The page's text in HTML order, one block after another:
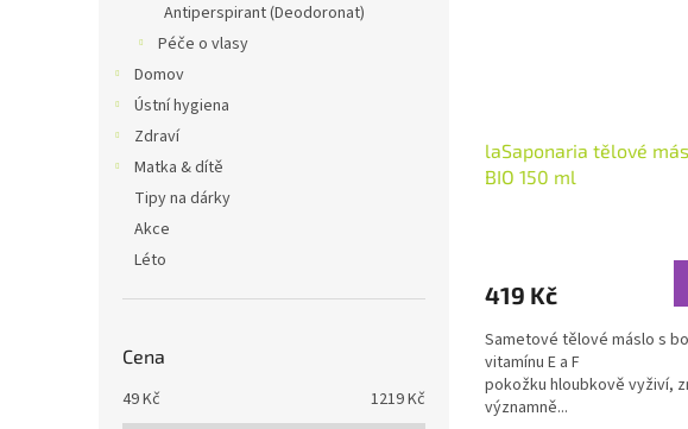
Antiperspirant (Deodoronat)
Péče o vlasy
Domov
Ústní hygiena
Zdraví
Matka & dítě
Tipy na dárky
Akce
Léto
Cena
49Kč 1219Kč
laSaponaria tělové
BIO 150 ml
je
z
5
hvězdiček.
419 Kč
Sametové tělové máslo s
vitamínu E a F
pokožku hloubkově vyživí,
významně...